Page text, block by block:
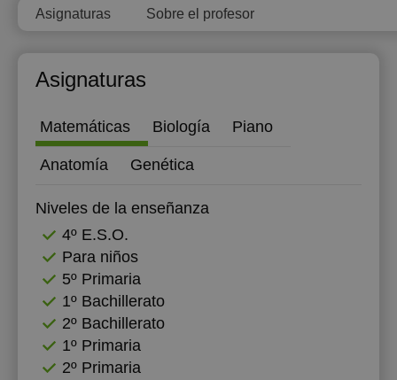
Asignaturas Sobre el profesor
Asignaturas
Matemáticas Biología Piano
Anatomía Genética
Niveles de la enseñanza
4º E.S.O.
Para niños
5º Primaria
1º Bachillerato
2º Bachillerato
1º Primaria
2º Primaria